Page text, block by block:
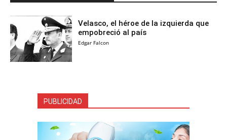
Velasco, el héroe de la izquierda que
empobreció al país
Edgar Falcon
PUBLICIDAD